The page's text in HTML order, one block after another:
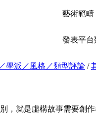
藝術範疇
發表平台
學派／風格／類型評論 /
，就是虛構故事需要創